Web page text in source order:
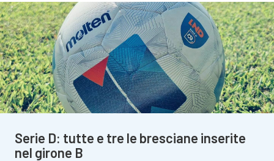
Serie D: tutte e tre le bresciane inserite
nel girone B